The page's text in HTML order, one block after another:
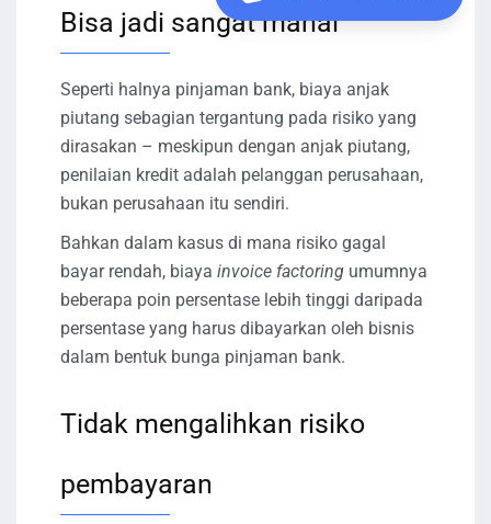
Bisa jadi sangat mahal
Seperti halnya pinjaman bank, biaya anjak
piutang sebagian tergantung pada risiko yang
dirasakan – meskipun dengan anjak piutang,
penilaian kredit adalah pelanggan perusahaan,
bukan perusahaan itu sendiri.
Bahkan dalam kasus di mana risiko gagal
bayar rendah, biaya invoice factoring umumnya
beberapa poin persentase lebih tinggi daripada
persentase yang harus dibayarkan oleh bisnis
dalam bentuk bunga pinjaman bank.
Tidak mengalihkan risiko
pembayaran